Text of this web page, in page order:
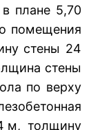
плане 5,70
помещения
стены 24
стены
по верху
м, толщину